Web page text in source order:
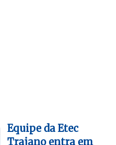
Equipe da Etec
Trajano entra em